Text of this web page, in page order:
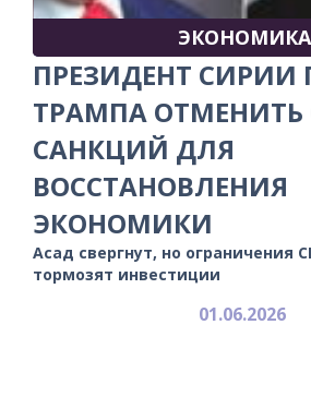
ЭКОНОМИКА
ПРЕЗИДЕНТ СИРИИ
ТРАМПА ОТМЕНИТЬ
САНКЦИЙ ДЛЯ
ВОССТАНОВЛЕНИЯ
ЭКОНОМИКИ
Асад свергнут, но ограничения
тормозят инвестиции
01.06.2026